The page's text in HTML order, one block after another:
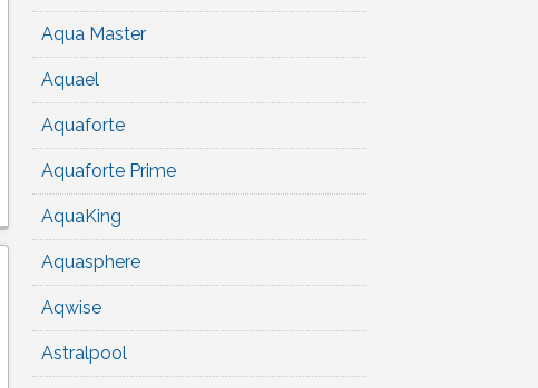
Aqua Master
Aquael
Aquaforte
Aquaforte Prime
AquaKing
Aquasphere
Aqwise
Astralpool